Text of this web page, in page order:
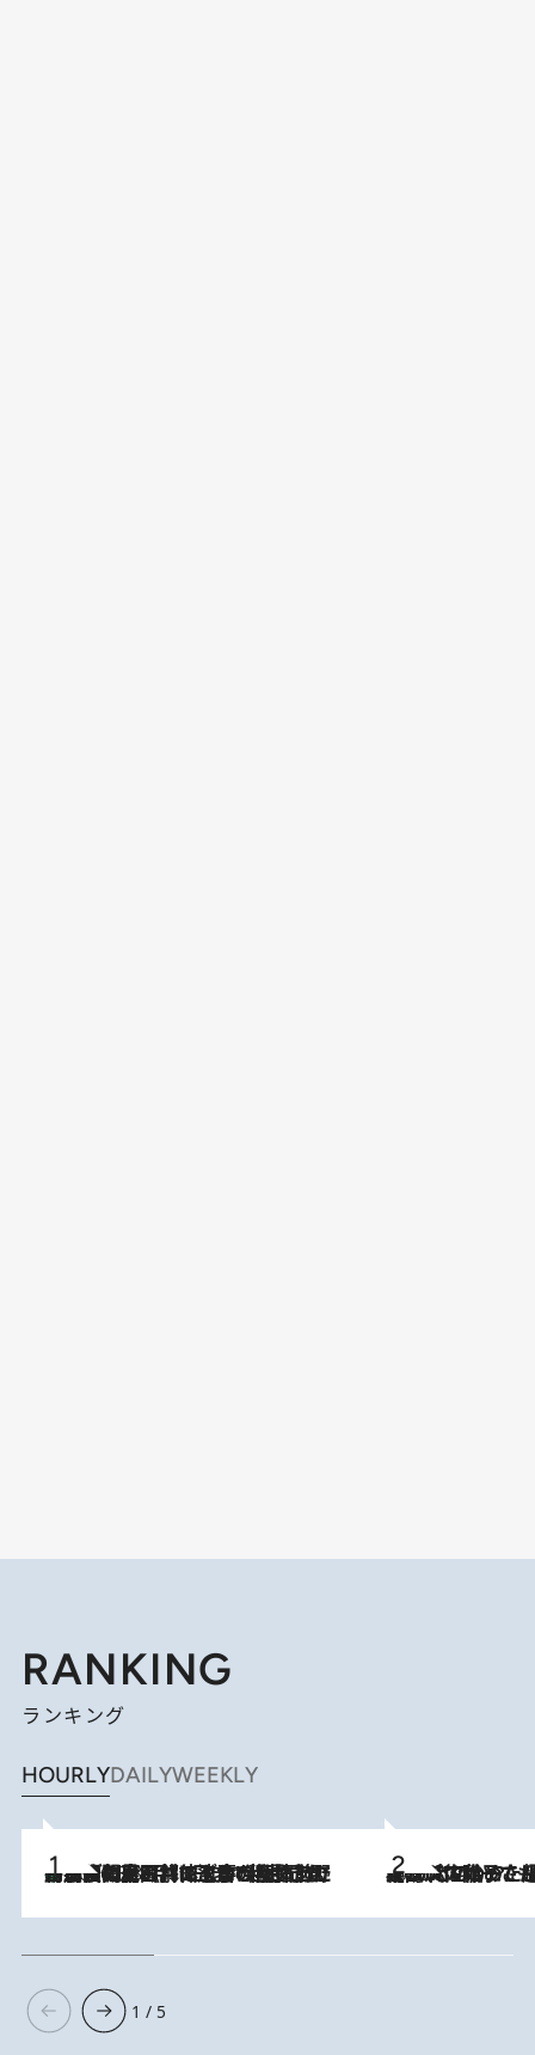
RANKING
ランキング
HOURLYDAILYWEEKLY
2026.8.8
「最後に見られてよかった」上野動物園の東園パンダ舎が解体前に特別公開。8月16日まで延長されたパネル展と共に辿る“半世紀”のパンダ飼育《解体工事の図面あり》 2026.8.5
【阿川佐和子さんの年とる力】なぜ70代で始めた趣味は“こんなに楽しい”のか？ ピアノ、俳句…スランプに陥っても続けられる“ある秘訣”とは
1 / 5